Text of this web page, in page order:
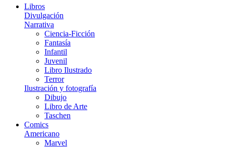
Libros
Divulgación
Narrativa
Ciencia-Ficción
Fantasía
Infantil
Juvenil
Libro Ilustrado
Terror
Ilustración y fotografía
Dibujo
Libro de Arte
Taschen
Comics
Americano
Marvel